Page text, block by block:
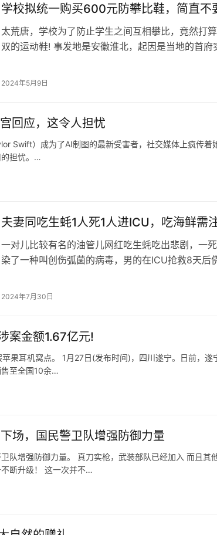
学校拟统一购买600元防攀比鞋，简直不
太荒唐，学校为了防止学生之间互相攀比，竟然打
双的运动鞋! 事发地是安徽淮北，起因是当地的首府
2024年5月9日
回应，这令人担忧
Swift）成为了AI制图的最新受害者，社交媒体上疯传着
的担忧。…
夫妻同吃生蚝1人死1人进ICU，吃海鲜需
一对儿比较有名的油管儿网红吃生蚝吃出悲剧，一
染了一种叫创伤弧菌的病毒，男的在ICU抢救8天后
2024年7月30日
案金额1.67亿元!
果耳机窝点。 1月27日(发布时间)，四川遂宁。日前，遂
至全国10余…
场，国民警卫队增强防御力量
队增强防御力量。 真刀实枪，武装部队已经加入 而且其
断升级！ 这一次并不…